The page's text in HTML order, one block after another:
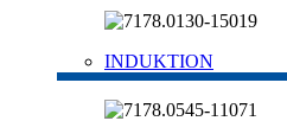
INDUKTION